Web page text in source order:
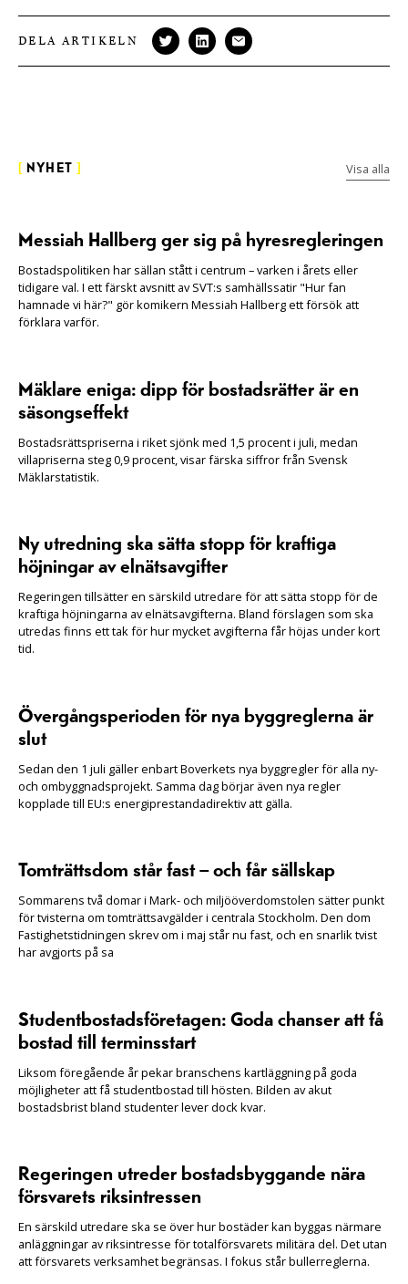
DELA ARTIKELN
NYHET Visa alla
Messiah Hallberg ger sig på hyresregleringen
Bostadspolitiken har sällan stått i centrum – varken i årets eller
tidigare val. I ett färskt avsnitt av SVT:s samhällssatir "Hur fan
hamnade vi här?" gör komikern Messiah Hallberg ett försök att
förklara varför.
Mäklare eniga: dipp för bostadsrätter är en
säsongseffekt
Bostadsrättspriserna i riket sjönk med 1,5 procent i juli, medan
villapriserna steg 0,9 procent, visar färska siffror från Svensk
Mäklarstatistik.
Ny utredning ska sätta stopp för kraftiga
höjningar av elnätsavgifter
Regeringen tillsätter en särskild utredare för att sätta stopp för de
kraftiga höjningarna av elnätsavgifterna. Bland förslagen som ska
utredas finns ett tak för hur mycket avgifterna får höjas under kort
tid.
Övergångsperioden för nya byggreglerna är
slut
Sedan den 1 juli gäller enbart Boverkets nya byggregler för alla ny-
och ombyggnadsprojekt. Samma dag börjar även nya regler
kopplade till EU:s energiprestandadirektiv att gälla.
Tomträttsdom står fast – och får sällskap
Sommarens två domar i Mark- och miljööverdomstolen sätter punkt
för tvisterna om tomträttsavgälder i centrala Stockholm. Den dom
Fastighetstidningen skrev om i maj står nu fast, och en snarlik tvist
har avgjorts på sa
Studentbostadsföretagen: Goda chanser att få
bostad till terminsstart
Liksom föregående år pekar branschens kartläggning på goda
möjligheter att få studentbostad till hösten. Bilden av akut
bostadsbrist bland studenter lever dock kvar.
Regeringen utreder bostadsbyggande nära
försvarets riksintressen
En särskild utredare ska se över hur bostäder kan byggas närmare
anläggningar av riksintresse för totalförsvarets militära del. Det utan
att försvarets verksamhet begränsas. I fokus står bullerreglerna.